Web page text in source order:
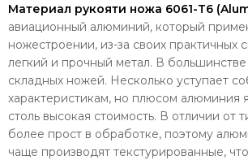
Материал рукояти ножа 6061-T6
авиационный алюминий, который
ножестроении, из-за своих практичных
легкий и прочный метал. В большинстве
складных ножей. Несколько уступает
характеристикам, но плюсом алюминия
столь высокая стоимость. В отличии от
более прост в обработке, поэтому
чаще производят текстурированные,